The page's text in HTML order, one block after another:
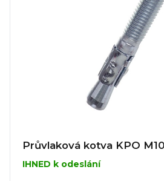
Průvlaková kotva KPO
IHNED k odeslání